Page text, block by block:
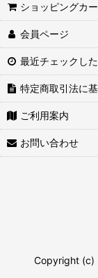
ショッピングカ
会員ページ
最近チェックし
特定商取引法に
ご利用案内
お問い合わせ
Copyright (c)